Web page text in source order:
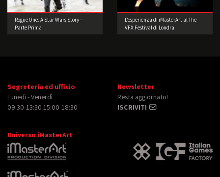
Rogue One: A Star Wars Story –
Parte Prima
L’esperienza di iMasterArt al The
VFX Festival di Londra
Segreteria ed ufficio
Lunedì - Venerdì
09:30-13:30 15:00-18:30
Newsletter
Resta aggiornato!
ISCRIVITI
Universo iMasterArt